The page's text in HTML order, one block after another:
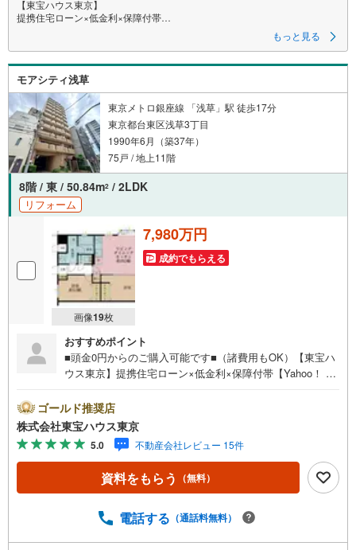
【東宝ハウス東京】
提携住宅ローン×低金利×保障付帯
【Yahoo！ 不動産キャンペーン対象店舗】
当店で物件を成約するとPayPayボーナスライトがもらえる
「Yahoo！ 不動産 物件ご成約キャンペーン」の対象になります。
「資料をもらう」「見学予約をする」ボタンからお問い合わせください。
※必ずYahoo！ JAPAN IDでログインしてください。
※PayPayボーナスライトは出金と譲渡はできません。
ご案内・詳細な資料のご請求はお気軽にどうぞ♪
お電話でのお問い合わせも常時受け付けております！
お気軽にお問い合わせください。
もっと見る
モアシティ浅草
東京メトロ銀座線 「浅草」駅 徒歩17分
東京都台東区浅草3丁目
1990年6月（築37年）
75戸 / 地上11階
8階 / 東 / 50.84m2 / 2LDK
リフォーム
画像19枚
7,980万円
成約でもらえる
おすすめポイント
■頭金0円からのご購入可能です■（諸費用もOK）【東宝ハ
ウス東京】提携住宅ローン×低金利×保障付帯【Yahoo！ 不
ayボーナスライトがもらえる「Yahoo！ 不動産 物件ご成約
キャンペーン」の対象になります。「資料をもらう」「見
学予約をする」ボタンからお問い合わせください。※必ずY
ahoo！ JAPAN IDでログインしてください。※PayPayボー
ナスライトは出金と譲渡はできません。ご案内・詳細な資
料のご請求はお気軽にどうぞ♪お電話でのお問い合わせも
ゴールド推奨店
株式会社東宝ハウス東京
5.0 不動産会社レビュー 15件
資料をもらう （無料）
電話する （通話料無料）